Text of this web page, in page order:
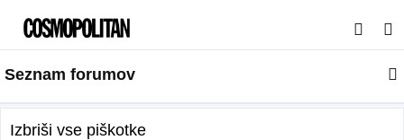
s
a
Seznam forumov
Izbriši vse piškotke